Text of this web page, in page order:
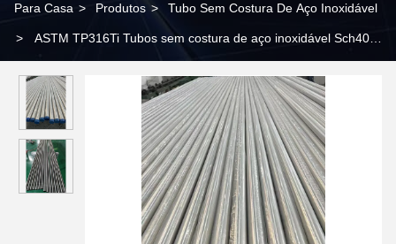
Para Casa > Produtos > Tubo Sem Costura De Aço Inoxidável
> ASTM TP316Ti Tubos sem costura de aço inoxidável Sch40S